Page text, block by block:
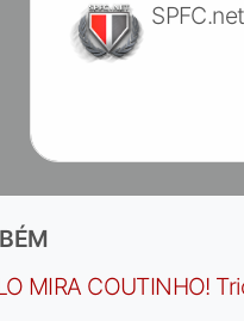
MIRA COUTINHO!